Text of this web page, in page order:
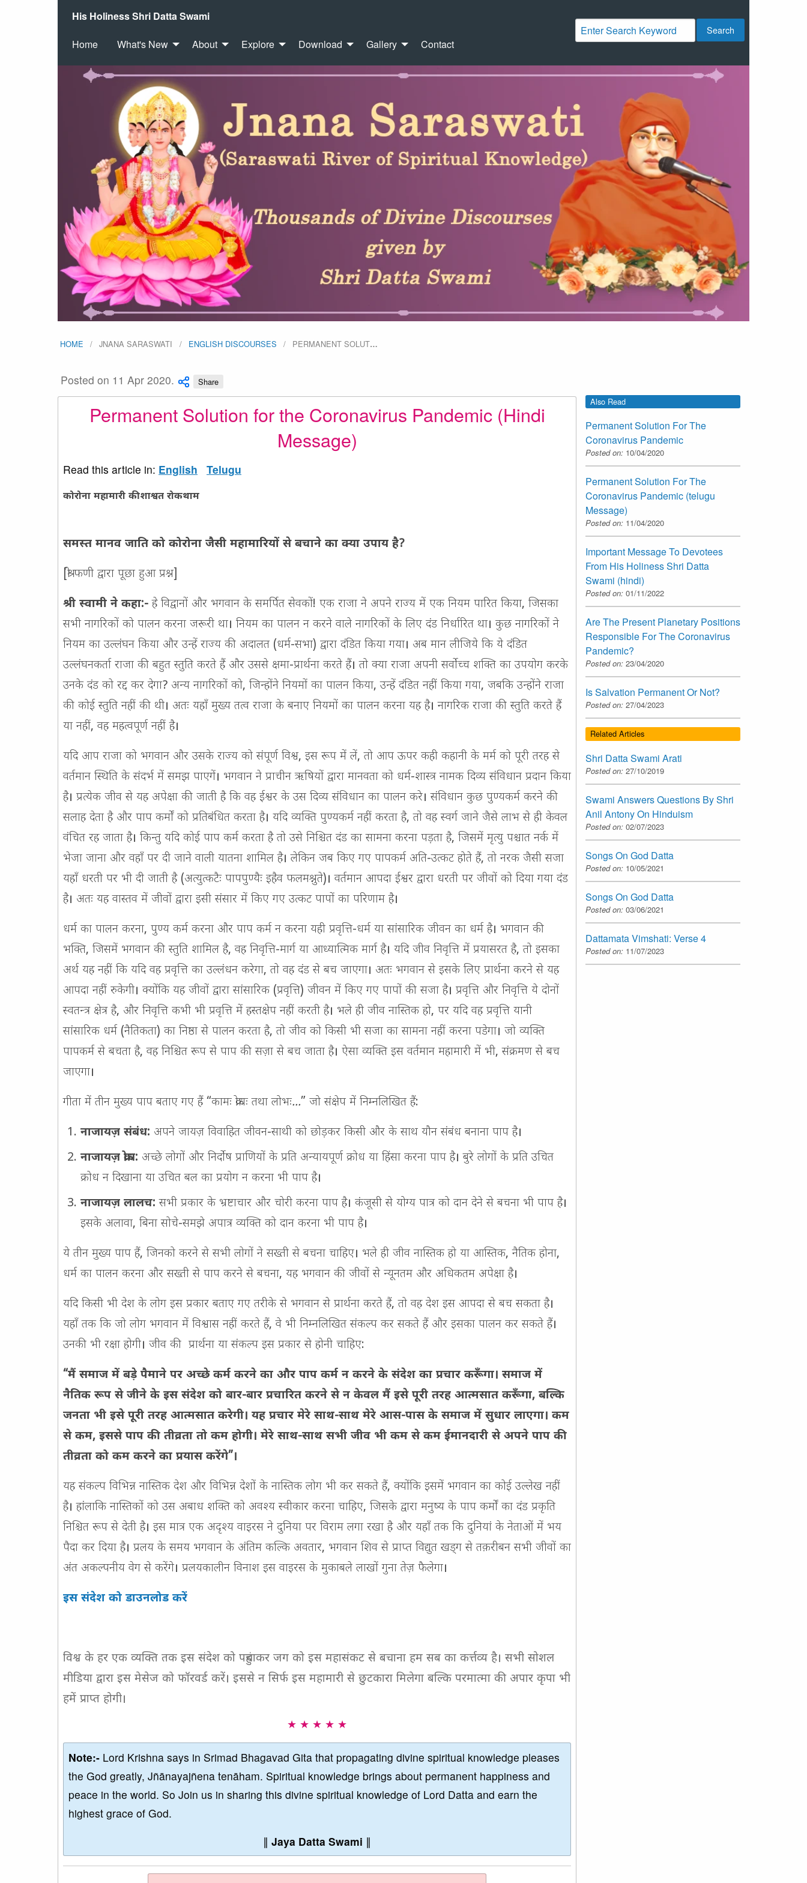
His Holiness Shri Datta Swami
Home What's New About Explore Download Gallery Contact
Search
HOME JNANA SARASWATI ENGLISH DISCOURSES PERMANENT SOLUT…
Posted on 11 Apr 2020. Share
Permanent Solution for the Coronavirus Pandemic (Hindi
Message)
Read this article in: English Telugu
कोरोना महामारी की शाश्वत रोकथाम
समस्त मानव जाति को कोरोना जैसी महामारियों से बचाने का क्या उपाय है?
[श्री फणी द्वारा पूछा हुआ प्रश्न]
श्री स्वामी ने कहा:- हे विद्वानों और भगवान के समर्पित सेवकों! एक राजा ने अपने राज्य में एक नियम पारित किया, जिसका
सभी नागरिकों को पालन करना जरूरी था। नियम का पालन न करने वाले नागरिकों के लिए दंड निर्धारित था। कुछ नागरिकों ने
नियम का उल्लंघन किया और उन्हें राज्य की अदालत (धर्म-सभा) द्वारा दंडित किया गया। अब मान लीजिये कि ये दंडित
उल्लंघनकर्ता राजा की बहुत स्तुति करते हैं और उससे क्षमा-प्रार्थना करते हैं। तो क्या राजा अपनी सर्वोच्च शक्ति का उपयोग करके
उनके दंड को रद्द कर देगा? अन्य नागरिकों को, जिन्होंने नियमों का पालन किया, उन्हें दंडित नहीं किया गया, जबकि उन्होंने राजा
की कोई स्तुति नहीं की थी। अतः यहाँ मुख्य तत्व राजा के बनाए नियमों का पालन करना यह है। नागरिक राजा की स्तुति करते हैं
या नहीं, वह महत्वपूर्ण नहीं है।
यदि आप राजा को भगवान और उसके राज्य को संपूर्ण विश्व, इस रूप में लें, तो आप ऊपर कही कहानी के मर्म को पूरी तरह से
वर्तमान स्थिति के संदर्भ में समझ पाएगें। भगवान ने प्राचीन ऋषियों द्वारा मानवता को धर्म-शास्त्र नामक दिव्य संविधान प्रदान किया
है। प्रत्येक जीव से यह अपेक्षा की जाती है कि वह ईश्वर के उस दिव्य संविधान का पालन करे। संविधान कुछ पुण्यकर्म करने की
सलाह देता है और पाप कर्मों को प्रतिबंधित करता है। यदि व्यक्ति पुण्यकर्म नहीं करता है, तो वह स्वर्ग जाने जैसे लाभ से ही केवल
वंचित रह जाता है। किन्तु यदि कोई पाप कर्म करता है तो उसे निश्चित दंड का सामना करना पड़ता है, जिसमें मृत्यु पश्चात नर्क में
भेजा जाना और वहाँ पर दी जाने वाली यातना शामिल है। लेकिन जब किए गए पापकर्म अति-उत्कट होते हैं, तो नरक जैसी सजा
यहाँ धरती पर भी दी जाती है (अत्युत्कटैः पापपुण्यैः इहैव फलमश्नुते)। वर्तमान आपदा ईश्वर द्वारा धरती पर जीवों को दिया गया दंड
है। अतः यह वास्तव में जीवों द्वारा इसी संसार में किए गए उत्कट पापों का परिणाम है।
धर्म का पालन करना, पुण्य कर्म करना और पाप कर्म न करना यही प्रवृत्ति-धर्म या सांसारिक जीवन का धर्म है। भगवान की
भक्ति, जिसमें भगवान की स्तुति शामिल है, वह निवृत्ति-मार्ग या आध्यात्मिक मार्ग है। यदि जीव निवृत्ति में प्रयासरत है, तो इसका
अर्थ यह नहीं कि यदि वह प्रवृत्ति का उल्लंधन करेगा, तो वह दंड से बच जाएगा। अतः भगवान से इसके लिए प्रार्थना करने से यह
आपदा नहीं रुकेगी। क्योंकि यह जीवों द्वारा सांसारिक (प्रवृत्ति) जीवन में किए गए पापों की सजा है। प्रवृत्ति और निवृत्ति ये दोनों
स्वतन्त्र क्षेत्र है, और निवृत्ति कभी भी प्रवृत्ति में हस्तक्षेप नहीं करती है। भले ही जीव नास्तिक हो, पर यदि वह प्रवृत्ति यानी
सांसारिक धर्म (नैतिकता) का निष्ठा से पालन करता है, तो जीव को किसी भी सजा का सामना नहीं करना पडेगा। जो व्यक्ति
पापकर्म से बचता है, वह निश्चित रूप से पाप की सज़ा से बच जाता है। ऐसा व्यक्ति इस वर्तमान महामारी में भी, संक्रमण से बच
जाएगा।
गीता में तीन मुख्य पाप बताए गए हैं “कामः क्रोधः तथा लोभः...” जो संक्षेप में निम्नलिखित हैं:
नाजायज़ संबंध: अपने जायज़ विवाहित जीवन-साथी को छोड़कर किसी और के साथ यौन संबंध बनाना पाप है।
नाजायज़ क्रोध: अच्छे लोगों और निर्दोष प्राणियों के प्रति अन्यायपूर्ण क्रोध या हिंसा करना पाप है। बुरे लोगों के प्रति उचित
क्रोध न दिखाना या उचित बल का प्रयोग न करना भी पाप है।
नाजायज़ लालच: सभी प्रकार के भ्रष्टाचार और चोरी करना पाप है। कंजूसी से योग्य पात्र को दान देने से बचना भी पाप है।
इसके अलावा, बिना सोचे-समझे अपात्र व्यक्ति को दान करना भी पाप है।
ये तीन मुख्य पाप हैं, जिनको करने से सभी लोगों ने सख्ती से बचना चाहिए। भले ही जीव नास्तिक हो या आस्तिक, नैतिक होना,
धर्म का पालन करना और सख्ती से पाप करने से बचना, यह भगवान की जीवों से न्यूनतम और अधिकतम अपेक्षा है।
यदि किसी भी देश के लोग इस प्रकार बताए गए तरीके से भगवान से प्रार्थना करते हैं, तो वह देश इस आपदा से बच सकता है।
यहाँ तक कि जो लोग भगवान में विश्वास नहीं करते हैं, वे भी निम्नलिखित संकल्प कर सकते हैं और इसका पालन कर सकते हैं।
उनकी भी रक्षा होगी। जीव की प्रार्थना या संकल्प इस प्रकार से होनी चाहिए:
“मैं समाज में बड़े पैमाने पर अच्छे कर्म करने का और पाप कर्म न करने के संदेश का प्रचार करूँगा। समाज में
नैतिक रूप से जीने के इस संदेश को बार-बार प्रचारित करने से न केवल मैं इसे पूरी तरह आत्मसात करूँगा, बल्कि
जनता भी इसे पूरी तरह आत्मसात करेगी। यह प्रचार मेरे साथ-साथ मेरे आस-पास के समाज में सुधार लाएगा। कम
से कम, इससे पाप की तीव्रता तो कम होगी। मेरे साथ-साथ सभी जीव भी कम से कम ईमानदारी से अपने पाप की
तीव्रता को कम करने का प्रयास करेंगे”।
यह संकल्प विभिन्न नास्तिक देश और विभिन्न देशों के नास्तिक लोग भी कर सकते हैं, क्योंकि इसमें भगवान का कोई उल्लेख नहीं
है। हांलाकि नास्तिकों को उस अबाध शक्ति को अवश्य स्वीकार करना चाहिए, जिसके द्वारा मनुष्य के पाप कर्मों का दंड प्रकृति
निश्चित रूप से देती है। इस मात्र एक अदृश्य वाइरस ने दुनिया पर विराम लगा रखा है और यहाँ तक कि दुनियां के नेताओं में भय
पैदा कर दिया है। प्रलय के समय भगवान के अंतिम कल्कि अवतार, भगवान शिव से प्राप्त विद्युत खड्ग से तक़रीबन सभी जीवों का
अंत अकल्पनीय वेग से करेंगे। प्रलयकालीन विनाश इस वाइरस के मुकाबले लाखों गुना तेज़ फैलेगा।
इस संदेश को डाउनलोड करें
विश्व के हर एक व्यक्ति तक इस संदेश को पहुंचाकर जग को इस महासंकट से बचाना हम सब का कर्त्तव्य है। सभी सोशल
मीडिया द्वारा इस मेसेज को फॉरवर्ड करें। इससे न सिर्फ इस महामारी से छुटकारा मिलेगा बल्कि परमात्मा की अपार कृपा भी
हमें प्राप्त होगी।
★ ★ ★ ★ ★
Note:- Lord Krishna says in Srimad Bhagavad Gita that propagating divine spiritual knowledge pleases
the God greatly, Jñānayajñena tenāham. Spiritual knowledge brings about permanent happiness and
peace in the world. So Join us in sharing this divine spiritual knowledge of Lord Datta and earn the
highest grace of God.
∥ Jaya Datta Swami ∥
Also Read
Permanent Solution For The
Coronavirus Pandemic
Posted on: 10/04/2020
Permanent Solution For The
Coronavirus Pandemic (telugu
Message)
Posted on: 11/04/2020
Important Message To Devotees
From His Holiness Shri Datta
Swami (hindi)
Posted on: 01/11/2022
Are The Present Planetary Positions
Responsible For The Coronavirus
Pandemic?
Posted on: 23/04/2020
Is Salvation Permanent Or Not?
Posted on: 27/04/2023
Related Articles
Shri Datta Swami Arati
Posted on: 27/10/2019
Swami Answers Questions By Shri
Anil Antony On Hinduism
Posted on: 02/07/2023
Songs On God Datta
Posted on: 10/05/2021
Songs On God Datta
Posted on: 03/06/2021
Dattamata Vimshati: Verse 4
Posted on: 11/07/2023